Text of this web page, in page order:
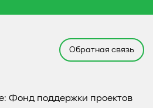
Обратная связь
Фонд поддержки проектов